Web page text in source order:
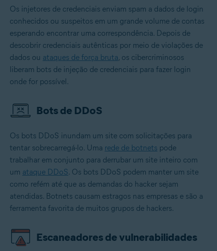
Os injetores de credenciais enviam spam a dados de login
conhecidos ou suspeitos em um grande volume de contas
esperando encontrar uma correspondência. Depois de
descobrir credenciais autênticas por meio de violações de
dados ou ataques de força bruta, os cibercriminosos
liberam bots de injeção de credenciais para fazer login
onde for possível.
Bots de DDoS
Os bots DDoS inundam um site com solicitações para
tentar sobrecarregá-lo. Uma rede de botnets pode
trabalhar em conjunto para derrubar um site inteiro com
um ataque DDoS. Os bots DDoS podem manter um site
como refém até que as demandas do hacker sejam
atendidas. Botnets causam estragos nas empresas e são a
ferramenta favorita de muitos grupos de hackers.
Escaneadores de vulnerabilidades